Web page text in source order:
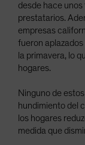
desde hace
prestatarios.
empresas
fueron
la primavera, lo
hogares.
Ninguno de
hundimiento del
los hogares
medida que